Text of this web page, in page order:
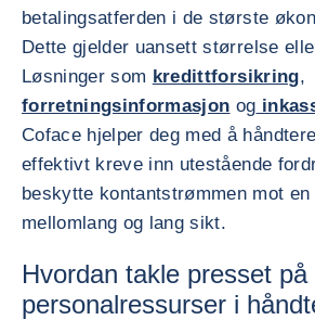
betalingsatferden i de største
Dette gjelder uansett størrelse
Løsninger som kredittforsikring,
forretningsinformasjon og
Coface hjelper deg med å
effektivt kreve inn utestående
beskytte kontantstrømmen mot
mellomlang og lang sikt.
Hvordan takle presset på
personalressurser i